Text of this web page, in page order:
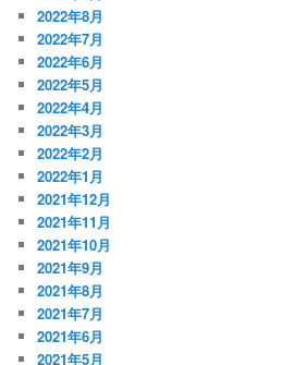
2022年8月
2022年7月
2022年6月
2022年5月
2022年4月
2022年3月
2022年2月
2022年1月
2021年12月
2021年11月
2021年10月
2021年9月
2021年8月
2021年7月
2021年6月
2021年5月